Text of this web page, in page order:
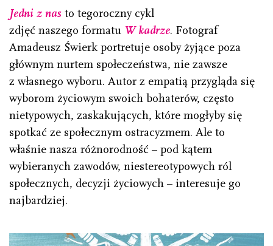
Jedni z nas to tegoroczny cykl
zdjęć naszego formatu W kadrze. Fotograf
Amadeusz Świerk portretuje osoby żyjące poza
głównym nurtem społeczeństwa, nie zawsze
z własnego wyboru. Autor z empatią przygląda się
wyborom życiowym swoich bohaterów, często
nietypowych, zaskakujących, które mogłyby się
spotkać ze społecznym ostracyzmem. Ale to
właśnie nasza różnorodność – pod kątem
wybieranych zawodów, niestereotypowych ról
społecznych, decyzji życiowych – interesuje go
najbardziej.